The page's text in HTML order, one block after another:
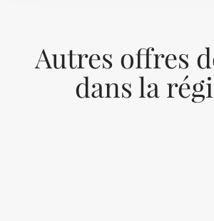
Autres offres
dans la